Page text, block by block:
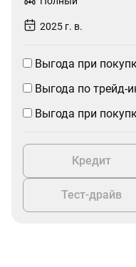
2025 г. в.
Выгода при
Выгода по трейд-
Выгода при
Кредит
Тест-драйв